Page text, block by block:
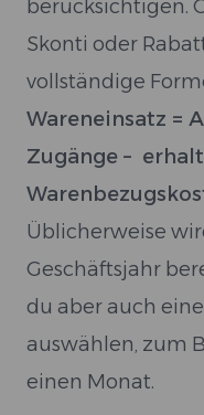
berücksichtigen.
Skonti oder
vollständige
Wareneinsatz =
Zugänge –
Üblicherweise
Geschäftsjahr
du aber auch
auswählen, zum
einen Monat.